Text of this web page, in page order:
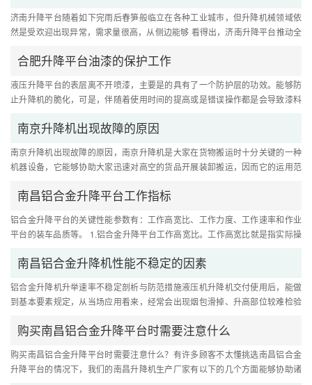
济南升降平台随着如下完雨后春笋般临立在各种工业城市，但升降机械领域依
然是受欢迎出现异常，需求量很高，从侧边能够 看得出，济南升降平台推动全
合肥升降平台油漆的保护工作
液压升降平台的表层离不开喷漆，主要是的具有了一个防护层的功效。能够防
止升降机的脆化，可是，伴随着使用时间的提高或是错误操作都是会导致漆料
南京升降机出现故障的原因
南京升降机出现故障的原因，南京升降机是大家在货物搬运时十分关键的一种
机器设备，它能够协助大家迅速对高空的货品开展装卸搬运，因而它的运用范
南昌铝合金升降平台工作指标
铝合金升降平台的关键性能参数有：工作高宽比、工作力度、工作速率和作业
平台的装车品质等。 1.铝合金升降平台工作高宽比。工作高宽比就是指实际操
南昌铝合金升降机性能不稳定的因素
铝合金升降机升举速率不稳定剖析与防范措施液压机升降机交付使用后，能做
到基本要素规定，从当场应用看来，经常会出现烟包滑掉、升高部位较难检验
购买南昌铝合金升降平台时需要注意什么
购买南昌铝合金升降平台时需要注意什么？有许多顾客不太懂挑选南昌铝合金
升降平台的情况下，我们的南昌升降机生产厂家有以下的几个方面能够协助诸